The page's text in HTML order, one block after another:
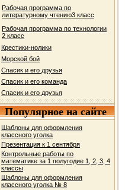
Рабочая программа по
литературному чтению3 класс
Рабочая программа по технологии
2 класс
Крестики-нолики
Морской бой
Спасик и его друзья
Спасик и его команда
Спасик и его друзья
Популярное на сайте
Шаблоны для оформления
классного уголка
Презентация к 1 сентября
Контрольные работы по
математике за 1 полугодие 1, 2, 3, 4
классы
Шаблоны для оформления
классного уголка № 8